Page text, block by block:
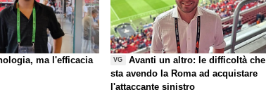
ma l'efficacia VG
Avanti un altro: le difficoltà che
sta avendo la Roma ad acquistare
l'attaccante sinistro